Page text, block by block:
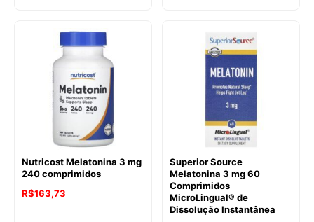
Nutricost Melatonina 3 mg
240 comprimidos
R$163,73
Superior Source
Melatonina 3 mg 60
Comprimidos
MicroLingual® de
Dissolução Instantânea